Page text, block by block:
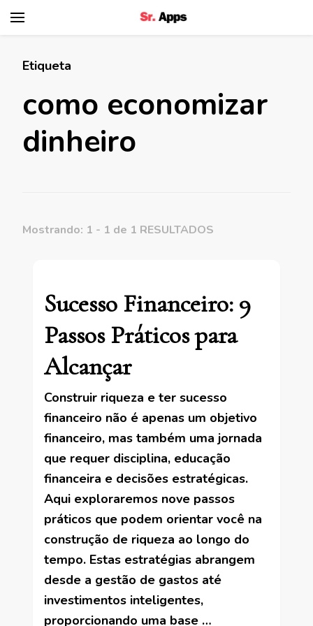
Etiqueta
como economizar
dinheiro
Mostrando: 1 - 1 de 1 RESULTADOS
Sucesso Financeiro: 9
Passos Práticos para
Alcançar
Construir riqueza e ter sucesso
financeiro não é apenas um objetivo
financeiro, mas também uma jornada
que requer disciplina, educação
financeira e decisões estratégicas.
Aqui exploraremos nove passos
práticos que podem orientar você na
construção de riqueza ao longo do
tempo. Estas estratégias abrangem
desde a gestão de gastos até
investimentos inteligentes,
proporcionando uma base …